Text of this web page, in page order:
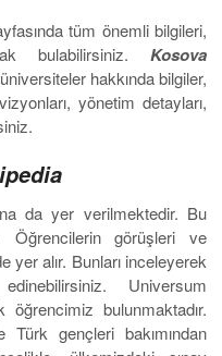
tüm önemli bilgileri,
bulabilirsiniz. Kosova
hakkında bilgiler,
yönetim detayları,
da yer verilmektedir. Bu
görüşleri ve
yer alır. Bunları inceleyerek
Universum
bulunmaktadır.
Türk gençleri bakımından